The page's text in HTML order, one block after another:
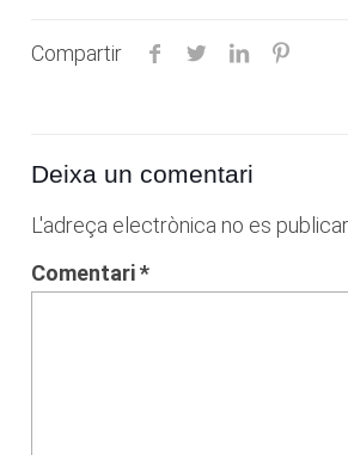
Compartir
Deixa un comentari
L'adreça electrònica no es
Comentari*